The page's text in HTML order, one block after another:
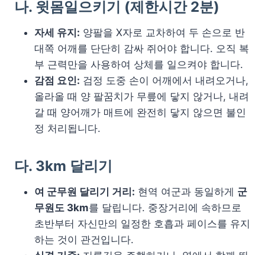
나. 윗몸일으키기 (제한시간 2분)
자세 유지: 양팔을 X자로 교차하여 두 손으로 반
대쪽 어깨를 단단히 감싸 쥐어야 합니다. 오직 복
부 근력만을 사용하여 상체를 일으켜야 합니다.
감점 요인: 검정 도중 손이 어깨에서 내려오거나,
올라올 때 양 팔꿈치가 무릎에 닿지 않거나, 내려
갈 때 양어깨가 매트에 완전히 닿지 않으면 불인
정 처리됩니다.
다. 3km 달리기
여 군무원 달리기 거리: 현역 여군과 동일하게 군
무원도 3km를 달립니다. 중장거리에 속하므로
초반부터 자신만의 일정한 호흡과 페이스를 유지
하는 것이 관건입니다.